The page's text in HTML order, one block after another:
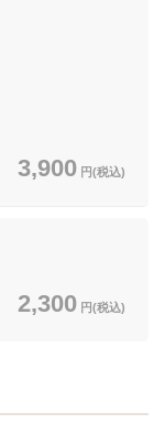
3,900 円(税込)
2,300 円(税込)